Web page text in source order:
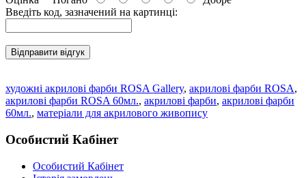
Введіть код, зазначений на картинці:
Відправити відгук
художні акрилові фарби ROSA Gallery, акрилові фарби ROSA,
акрилові фарби ROSA 60мл., акрилові фарби, акрилові фарби
60мл., матеріали для акрилового живопису
Особистий Кабінет
Особистий Кабінет